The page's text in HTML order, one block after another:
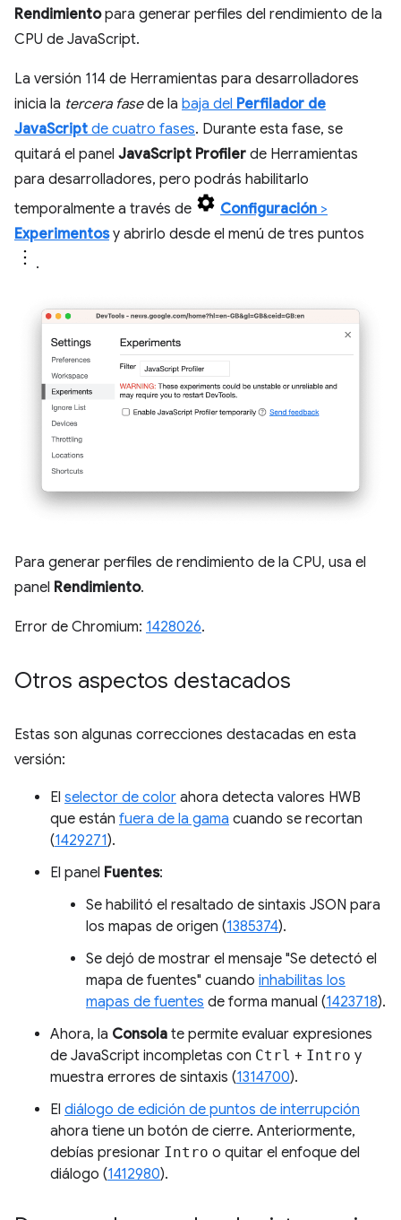
Rendimientopara generar perfiles del rendimiento de la
CPU de JavaScript.
La versión 114 de Herramientas para desarrolladores
inicia la tercera fasede la baja del Perfilador de
JavaScript de cuatro fases. Durante esta fase, se
quitará el panel JavaScript Profiler de Herramientas
para desarrolladores, pero podrás habilitarlo
temporalmente a través de
Configuración >
Experimentosy abrirlo desde el menú de tres puntos
.
Para generar perfiles de rendimiento de la CPU, usa el
panel Rendimiento.
Error de Chromium: 1428026.
Otros aspectos destacados
Estas son algunas correcciones destacadas en esta
versión:
El selector de color ahora detecta valores HWB
que están fuera de la gama cuando se recortan
(1429271).
El panel Fuentes:
Se habilitó el resaltado de sintaxis JSON para
los mapas de origen (1385374).
Se dejó de mostrar el mensaje "Se detectó el
mapa de fuentes" cuando inhabilitas los
mapas de fuentes de forma manual (1423718).
Ahora, la Consola te permite evaluar expresiones
de JavaScript incompletas con Ctrl + Intro y
muestra errores de sintaxis (1314700).
El diálogo de edición de puntos de interrupción
ahora tiene un botón de cierre. Anteriormente,
debías presionar Intro o quitar el enfoque del
diálogo (1412980).